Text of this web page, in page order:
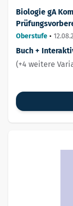
Biologie gA
Oberstufe •
Buch +
(+4 weitere